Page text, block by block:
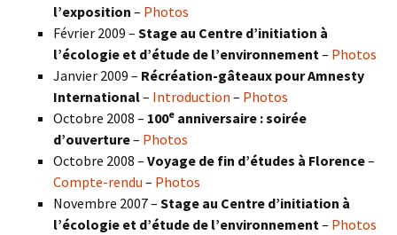
l’exposition – Photos
Février 2009 – Stage au Centre d’initiation à
l’écologie et d’étude de l’environnement – Photos
Janvier 2009 – Récréation-gâteaux pour Amnesty
International– Introduction – Photos
Octobre 2008 – 100e anniversaire : soirée
d’ouverture– Photos
Octobre 2008 – Voyage de fin d’études à Florence–
Compte-rendu – Photos
Novembre 2007 – Stage au Centre d’initiation à
l’écologie et d’étude de l’environnement – Photos